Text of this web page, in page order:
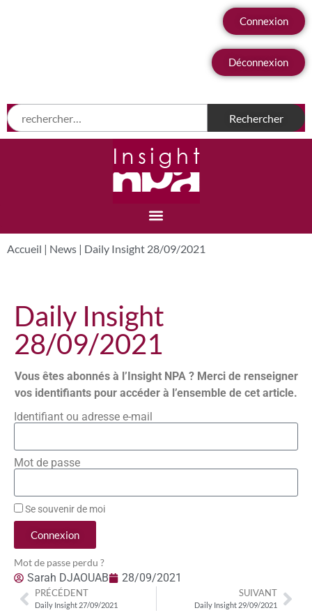
Connexion
Déconnexion
Accueil | News | Daily Insight 28/09/2021
Daily Insight
28/09/2021
Vous êtes abonnés à l’Insight NPA ? Merci de renseigner
vos identifiants pour accéder à l’ensemble de cet article.
Identifiant ou adresse e-mail
Mot de passe
Se souvenir de moi
Connexion
Mot de passe perdu ?
Sarah DJAOUAB 28/09/2021
PRÉCÉDENT
Daily Insight 27/09/2021
SUIVANT
Daily Insight 29/09/2021